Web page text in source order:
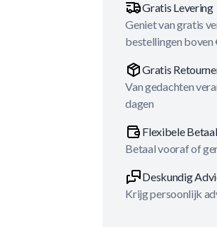
Gratis Levering
Geniet van gratis
bestellingen boven
Gratis
Van gedachten
dagen
Flexibele
Betaal vooraf of
Deskundig
Krijg persoonlijk